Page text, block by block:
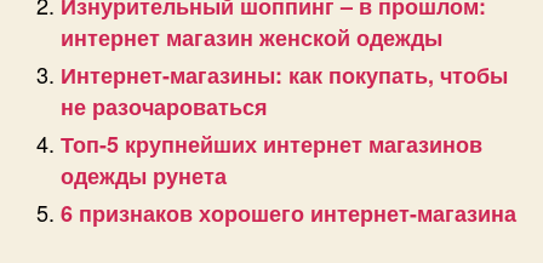
интернет магазин женской одежды
Интернет-магазины: как покупать, чтобы
не разочароваться
Топ-5 крупнейших интернет магазинов
одежды рунета
6 признаков хорошего интернет-магазина